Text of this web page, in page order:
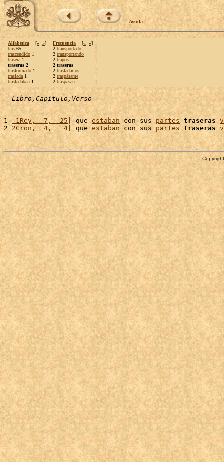
Ayuda
Alfabética [« »]
tras 65
trascendido 1
trasera 1
traseras 2
trasformado 1
traslada 1
trasladaban 1
Frecuencia [« »]
2 transportado
2 transportando
2 trapos
2 traseras
2 trasladarlos
2 traspásame
2 traspasan
Libro,Capítulo,Verso
1 1Rey,  7,  25 | que estaban con sus partes traseras
2 2Cron,  4,   4 | que estaban con sus partes traseras